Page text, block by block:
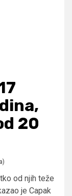
20
od njih teže
je Capak